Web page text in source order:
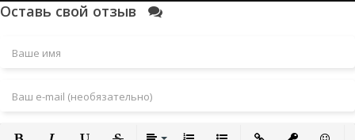
Оставь свой отзыв